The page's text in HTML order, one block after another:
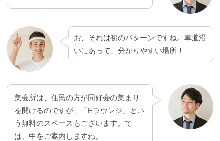
お、それは初のパターンですね。車道沿
いにあって、分かりやすい場所！
集会所は、住民の方が同好会の集まり
を開けるのですが、「Eラウンジ」とい
う無料のスペースもございます。で
は、中をご案内しますね。